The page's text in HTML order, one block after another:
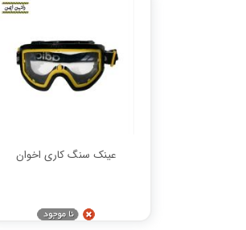
عینک سنگ کاری اخوان